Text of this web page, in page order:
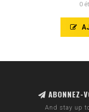
0
ABONNEZ-
And stay up